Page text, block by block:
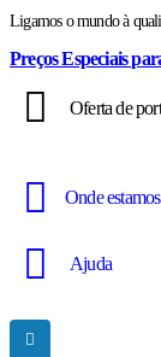
Ligamos o mundo à
Preços Especiais
Oferta de
Onde estamos
Ajuda